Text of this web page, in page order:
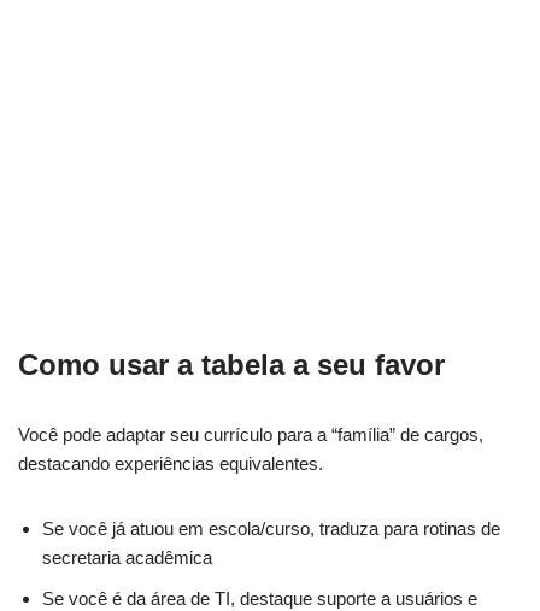
Como usar a tabela a seu favor
Você pode adaptar seu currículo para a “família” de cargos,
destacando experiências equivalentes.
Se você já atuou em escola/curso, traduza para rotinas de
secretaria acadêmica
Se você é da área de TI, destaque suporte a usuários e